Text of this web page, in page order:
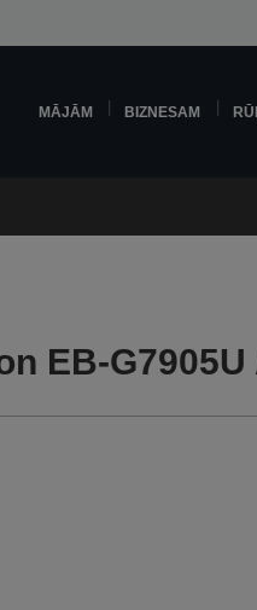
MĀJĀM BIZNESAM
EB-